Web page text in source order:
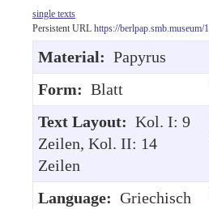
single texts
Persistent URL https://berlpap.smb.museum/
Material: Papyrus
Form: Blatt
Text Layout: Kol. I: 9
Zeilen, Kol. II: 14
Zeilen
Language: Griechisch